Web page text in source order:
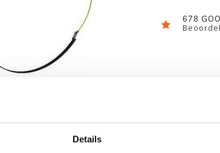
Details
678